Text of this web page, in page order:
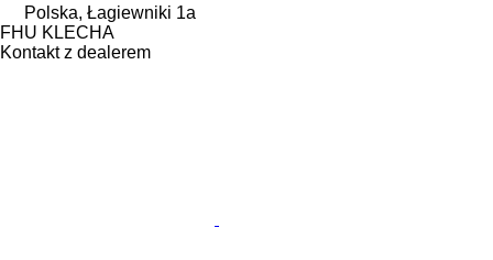
Polska, Łagiewniki 1a
FHU KLECHA
Kontakt z dealerem